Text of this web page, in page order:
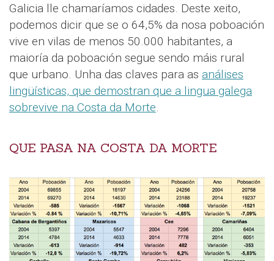
Galicia lle chamaríamos cidades. Deste xeito,
podemos dicir que se o 64,5% da nosa poboación
vive en vilas de menos 50.000 habitantes, a
maioría da poboación segue sendo máis rural
que urbano. Unha das claves para as análises
lingüísticas, que demostran que a lingua galega
sobrevive na Costa da Morte.
QUE PASA NA COSTA DA MORTE